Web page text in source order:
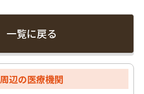
一覧に戻る
周辺の医療機関